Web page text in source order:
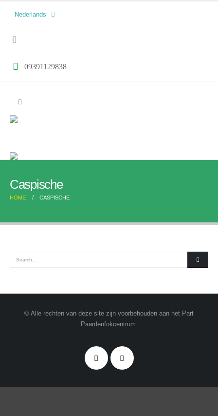
Nederlands
فارسی
09391129838
Caspische
HOME CASPISCHE
© Alle rechten van deze site zijn voorbehouden aan het Part
Paardenfokcentrum.